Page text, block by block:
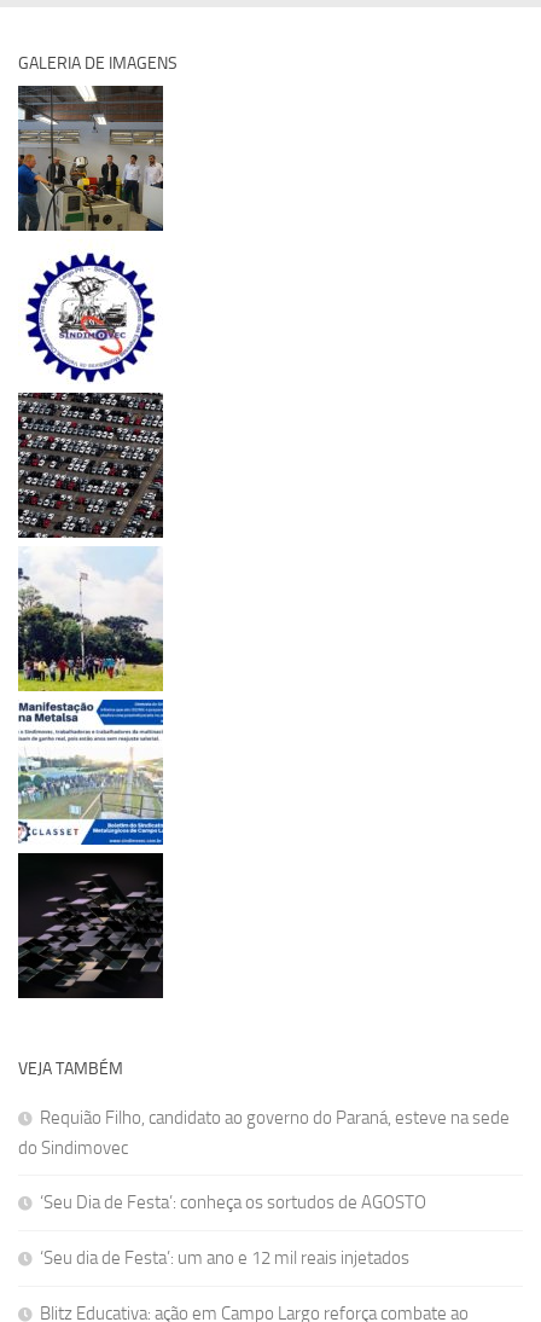
GALERIA DE IMAGENS
VEJA TAMBÉM
Requião Filho, candidato ao governo do Paraná, esteve na sede
do Sindimovec
‘Seu Dia de Festa’: conheça os sortudos de AGOSTO
‘Seu dia de Festa’: um ano e 12 mil reais injetados
Blitz Educativa: ação em Campo Largo reforça combate ao